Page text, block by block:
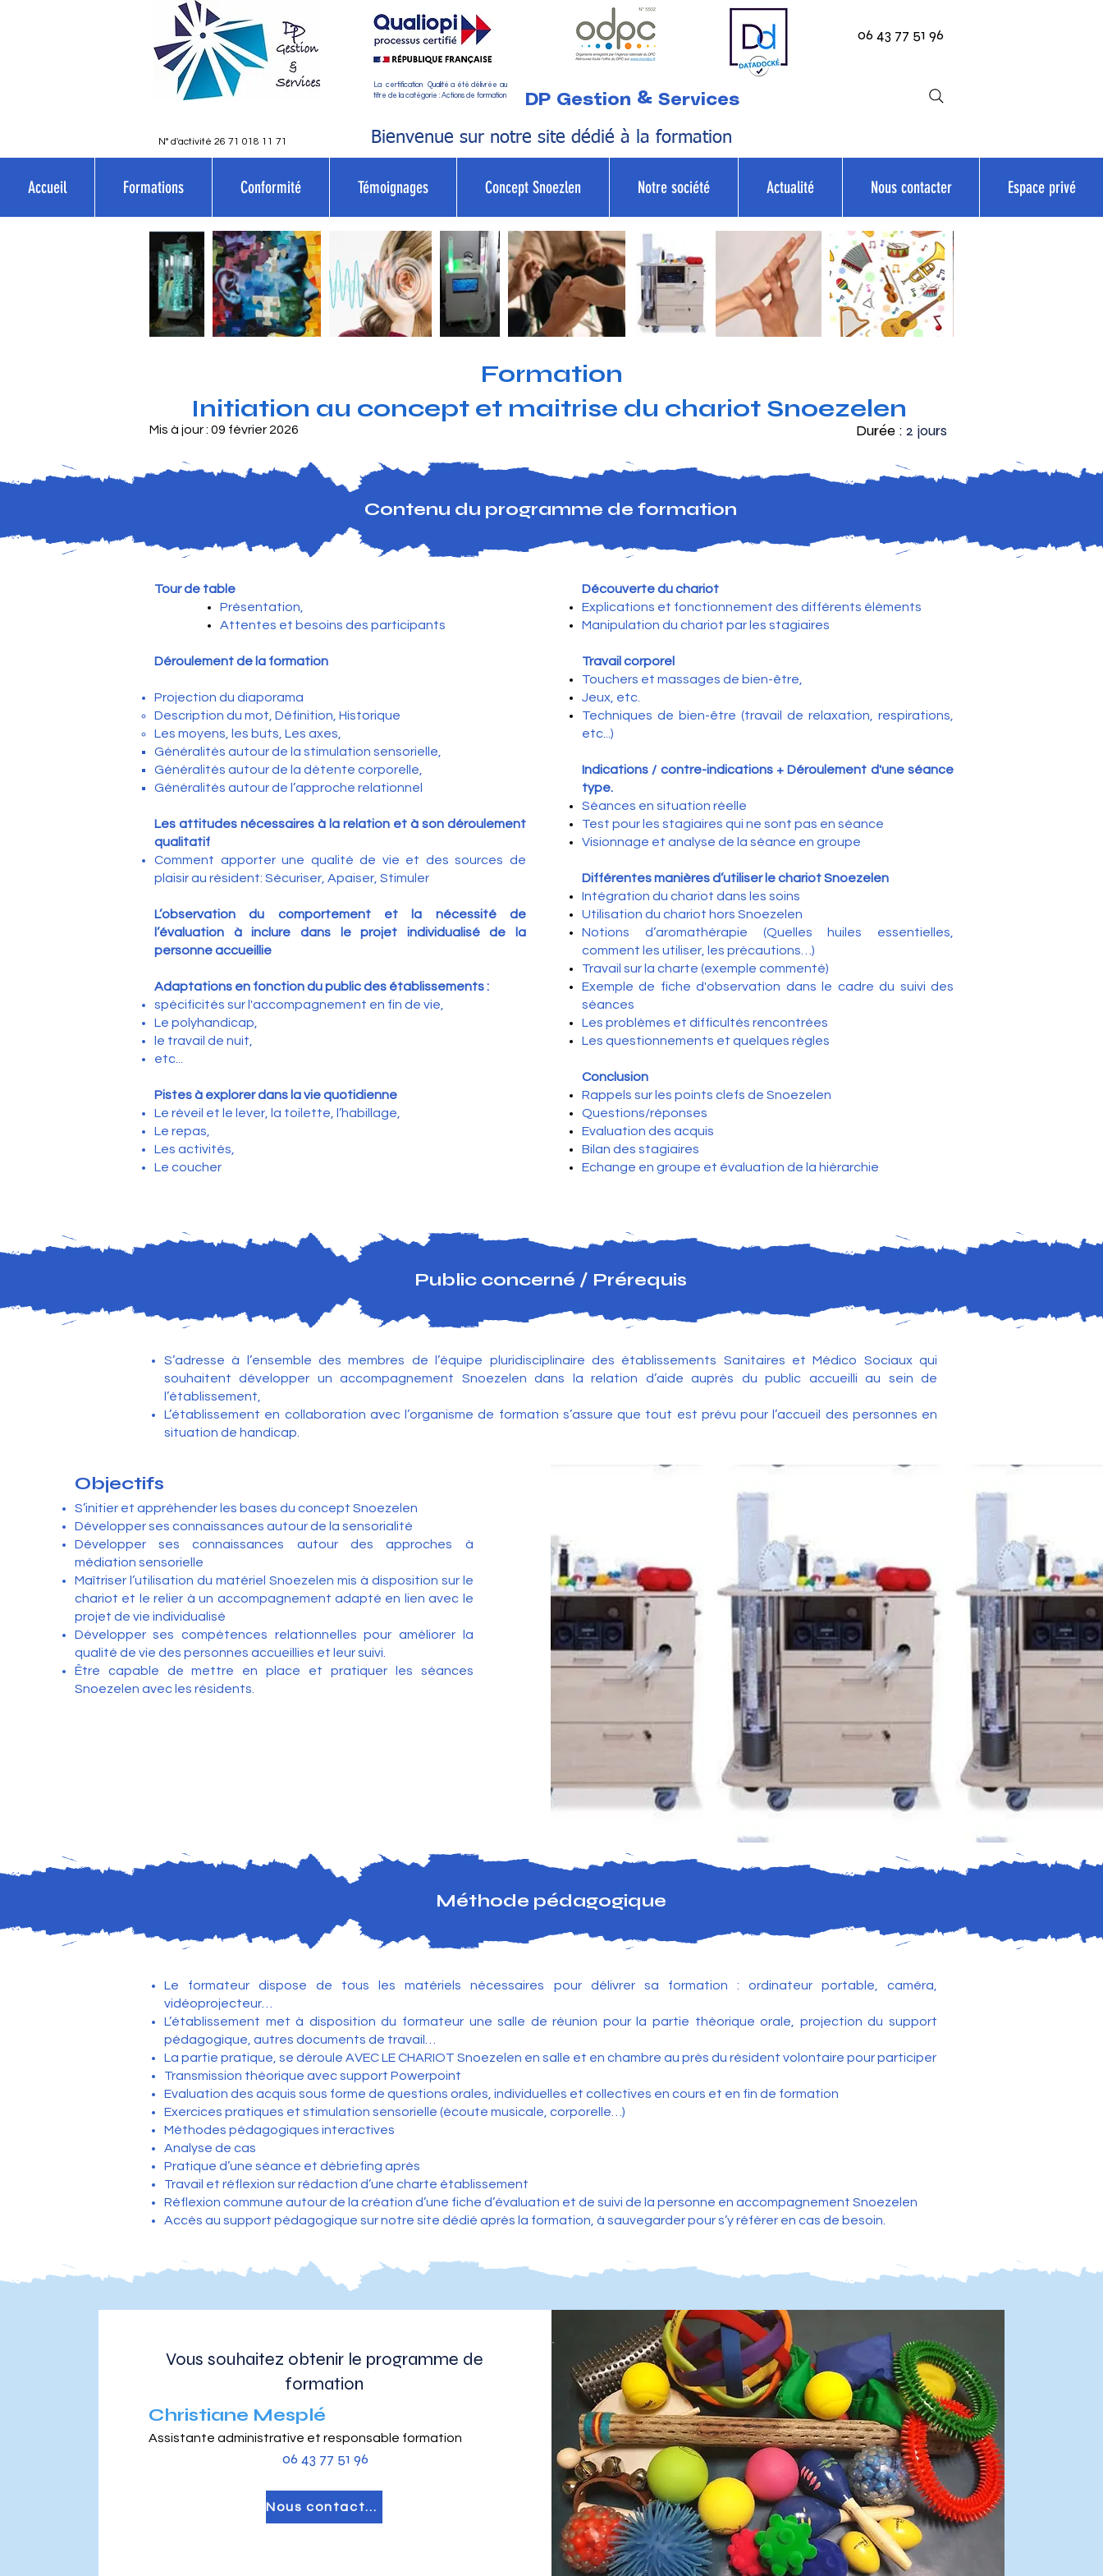
N° d'activité 26 71 018 11 71
La certification Qualité a été délivrée au
titre de la catégorie : Actions de formation
DP Gestion & Services
Bienvenue sur notre site dédié à la formation
06 43 77 51 96
Accueil Formations Conformité Témoignages Concept Snoezlen Notre société Actualité Nous contacter Espace privé
Formation
Initiation au concept et maitrise du chariot Snoezelen
Durée : 2 jours
Mis à jour : 09 février 2026
Contenu du programme de formation
Tour de table
Présentation,
Attentes et besoins des participants
Déroulement de la formation
Projection du diaporama
Description du mot, Définition, Historique
Les moyens, les buts, Les axes,
Généralités autour de la stimulation sensorielle,
Généralités autour de la détente corporelle,
Généralités autour de l’approche relationnel
Les attitudes nécessaires à la relation et à son déroulement
qualitatif
Comment apporter une qualité de vie et des sources de
plaisir au résident: Sécuriser, Apaiser, Stimuler
L’observation du comportement et la nécessité de
l’évaluation à inclure dans le projet individualisé de la
personne accueillie
Adaptations en fonction du public des établissements :
spécificités sur l'accompagnement en fin de vie,
Le polyhandicap,
le travail de nuit,
etc...
Pistes à explorer dans la vie quotidienne
Le réveil et le lever, la toilette, l’habillage,
Le repas,
Les activités,
Le coucher
Découverte du chariot
Explications et fonctionnement des différents éléments
Manipulation du chariot par les stagiaires
Travail corporel
Touchers et massages de bien-être,
Jeux, etc.
Techniques de bien-être (travail de relaxation, respirations,
etc...)
Indications / contre-indications + Déroulement d'une séance
type.
Séances en situation réelle
Test pour les stagiaires qui ne sont pas en séance
Visionnage et analyse de la séance en groupe
Différentes manières d’utiliser le chariot Snoezelen
Intégration du chariot dans les soins
Utilisation du chariot hors Snoezelen
Notions d’aromathérapie (Quelles huiles essentielles,
comment les utiliser, les précautions…)
Travail sur la charte (exemple commenté)
Exemple de fiche d'observation dans le cadre du suivi des
séances
Les problèmes et difficultés rencontrées
Les questionnements et quelques règles
Conclusion
Rappels sur les points clefs de Snoezelen
Questions/réponses
Evaluation des acquis
Bilan des stagiaires
Echange en groupe et évaluation de la hiérarchie
Public concerné / Prérequis
S’adresse à l’ensemble des membres de l’équipe pluridisciplinaire des établissements Sanitaires et Médico Sociaux qui
souhaitent développer un accompagnement Snoezelen dans la relation d’aide auprès du public accueilli au sein de
l’établissement,
L’établissement en collaboration avec l’organisme de formation s’assure que tout est prévu pour l’accueil des personnes en
situation de handicap.
Objectifs
S’initier et appréhender les bases du concept Snoezelen
Développer ses connaissances autour de la sensorialité
Développer ses connaissances autour des approches à
médiation sensorielle
Maîtriser l’utilisation du matériel Snoezelen mis à disposition sur le
chariot et le relier à un accompagnement adapté en lien avec le
projet de vie individualisé
Développer ses compétences relationnelles pour améliorer la
qualité de vie des personnes accueillies et leur suivi.
Être capable de mettre en place et pratiquer les séances
Snoezelen avec les résidents.
Méthode pédagogique
Le formateur dispose de tous les matériels nécessaires pour délivrer sa formation : ordinateur portable, caméra,
vidéoprojecteur…
L’établissement met à disposition du formateur une salle de réunion pour la partie théorique orale, projection du support
pédagogique, autres documents de travail…
La partie pratique, se déroule AVEC LE CHARIOT Snoezelen en salle et en chambre au près du résident volontaire pour participer
Transmission théorique avec support Powerpoint
Evaluation des acquis sous forme de questions orales, individuelles et collectives en cours et en fin de formation
Exercices pratiques et stimulation sensorielle (écoute musicale, corporelle…)
Méthodes pédagogiques interactives
Analyse de cas
Pratique d’une séance et débriefing après
Travail et réflexion sur rédaction d’une charte établissement
Réflexion commune autour de la création d’une fiche d’évaluation et de suivi de la personne en accompagnement Snoezelen
Accès au support pédagogique sur notre site dédié après la formation, à sauvegarder pour s’y référer en cas de besoin.
Vous souhaitez obtenir le programme de
formation
Christiane Mesplé
Assistante administrative et responsable formation
06 43 77 51 96
Nous contacter